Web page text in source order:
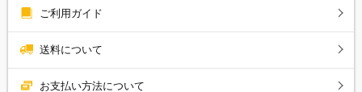
ご利用ガイド
送料について
お支払い方法について